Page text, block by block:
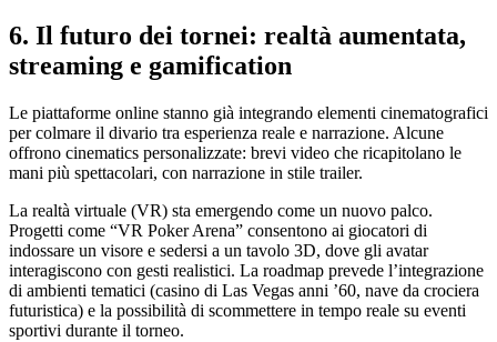
6. Il futuro dei tornei: realtà aumentata,
streaming e gamification
Le piattaforme online stanno già integrando elementi cinematografici
per colmare il divario tra esperienza reale e narrazione. Alcune
offrono cinematics personalizzate: brevi video che ricapitolano le
mani più spettacolari, con narrazione in stile trailer.
La realtà virtuale (VR) sta emergendo come un nuovo palco.
Progetti come “VR Poker Arena” consentono ai giocatori di
indossare un visore e sedersi a un tavolo 3D, dove gli avatar
interagiscono con gesti realistici. La roadmap prevede l’integrazione
di ambienti tematici (casino di Las Vegas anni ’60, nave da crociera
futuristica) e la possibilità di scommettere in tempo reale su eventi
sportivi durante il torneo.